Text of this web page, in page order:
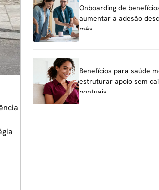
Onboarding de
aumentar a adesão
mês
Benefícios para saúde
estruturar apoio sem
pontuais